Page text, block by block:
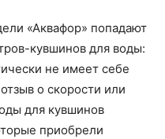
«Аквафор» попадают
кувшинов для воды:
не имеет себе
о скорости или
для кувшинов
приобрели